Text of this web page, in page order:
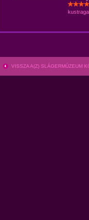
VISSZA A(Z) SLÁGERMÚZEUM